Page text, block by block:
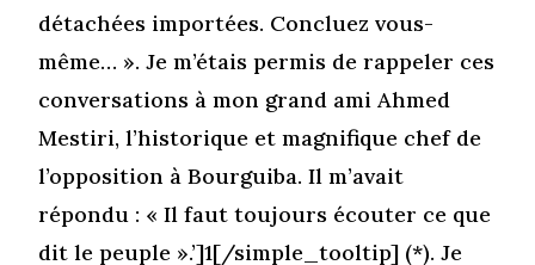
détachées importées. Concluez vous-
même… ». Je m’étais permis de rappeler ces
conversations à mon grand ami Ahmed
Mestiri, l’historique et magnifique chef de
l’opposition à Bourguiba. Il m’avait
répondu : « Il faut toujours écouter ce que
dit le peuple ».’]1[/simple_tooltip] (*). Je